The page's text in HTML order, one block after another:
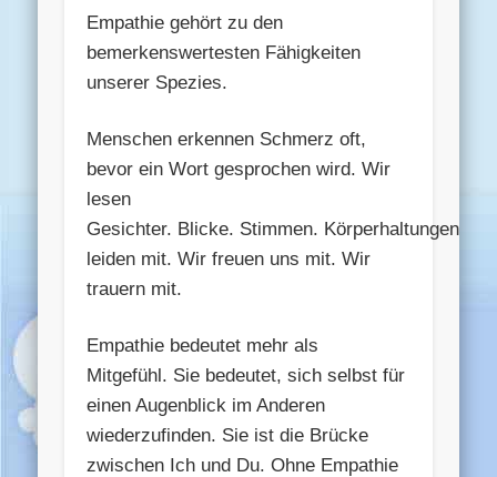
Empathie gehört zu den
bemerkenswertesten Fähigkeiten
unserer Spezies.
Menschen erkennen Schmerz oft,
bevor ein Wort gesprochen wird. Wir
lesen
Gesichter. Blicke. Stimmen. Körperhaltungen.
leiden mit. Wir freuen uns mit. Wir
trauern mit.
Empathie bedeutet mehr als
Mitgefühl. Sie bedeutet, sich selbst für
einen Augenblick im Anderen
wiederzufinden. Sie ist die Brücke
zwischen Ich und Du. Ohne Empathie